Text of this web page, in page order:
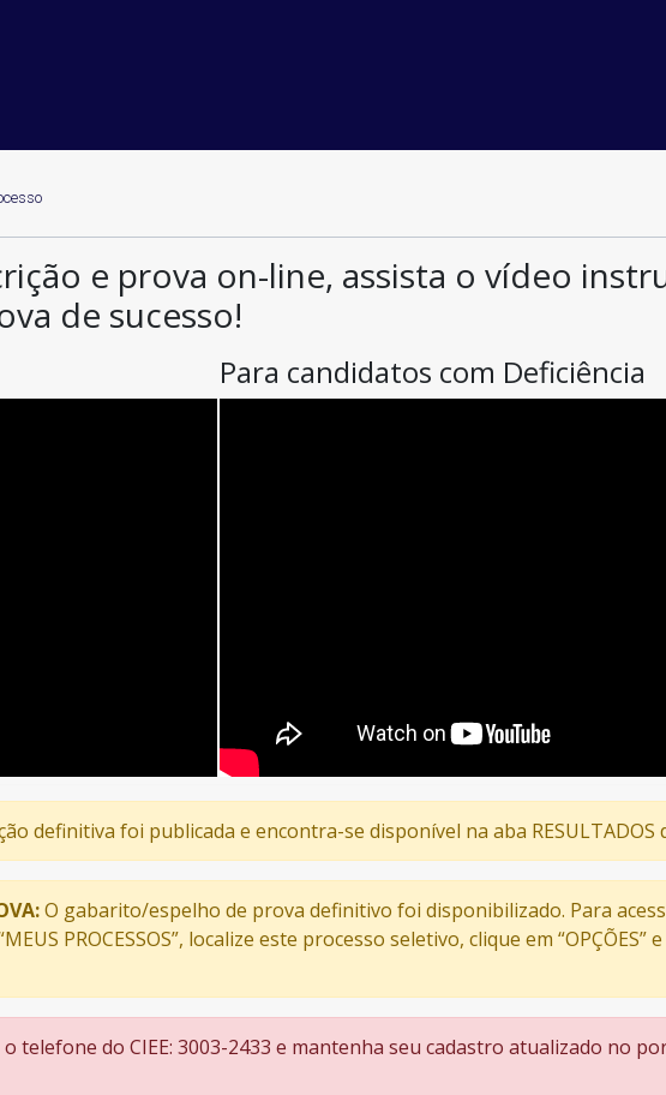
e prova on-line, assista o vídeo
de sucesso!
Para candidatos com Deficiência
definitiva foi publicada e encontra-se disponível na aba RESULTADOS
O gabarito/espelho de prova definitivo foi disponibilizado. Para
PROCESSOS”, localize este processo seletivo, clique em “OPÇÕES”
telefone do CIEE: 3003-2433 e mantenha seu cadastro atualizado no